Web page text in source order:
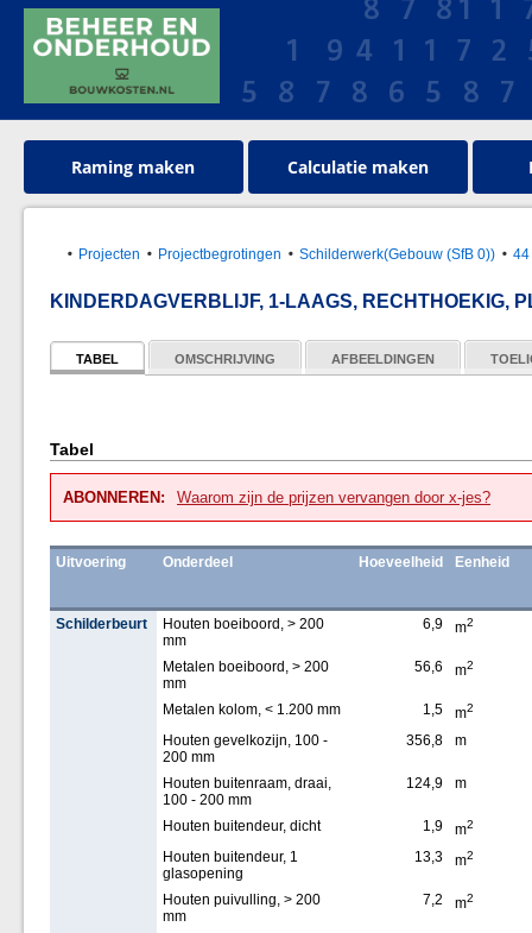
Raming maken Calculatie maken
Projecten Projectbegrotingen Schilderwerk(Gebouw (SfB 0))
KINDERDAGVERBLIJF, 1-LAAGS, RECHTHOEKIG,
TABEL OMSCHRIJVING AFBEELDINGEN
Tabel
ABONNEREN: Waarom zijn de prijzen vervangen door x-jes?
Uitvoering Onderdeel Hoeveelheid Eenheid
Schilderbeurt
Houten boeiboord, > 200
mm
6,9 m2
Metalen boeiboord, > 200
mm
56,6 m2
Metalen kolom, < 1.200 mm 1,5 m2
Houten gevelkozijn, 100 -
200 mm
356,8 m
Houten buitenraam, draai,
100 - 200 mm
124,9 m
Houten buitendeur, dicht 1,9 m2
Houten buitendeur, 1
glasopening
13,3 m2
Houten puivulling, > 200
mm
7,2 m2